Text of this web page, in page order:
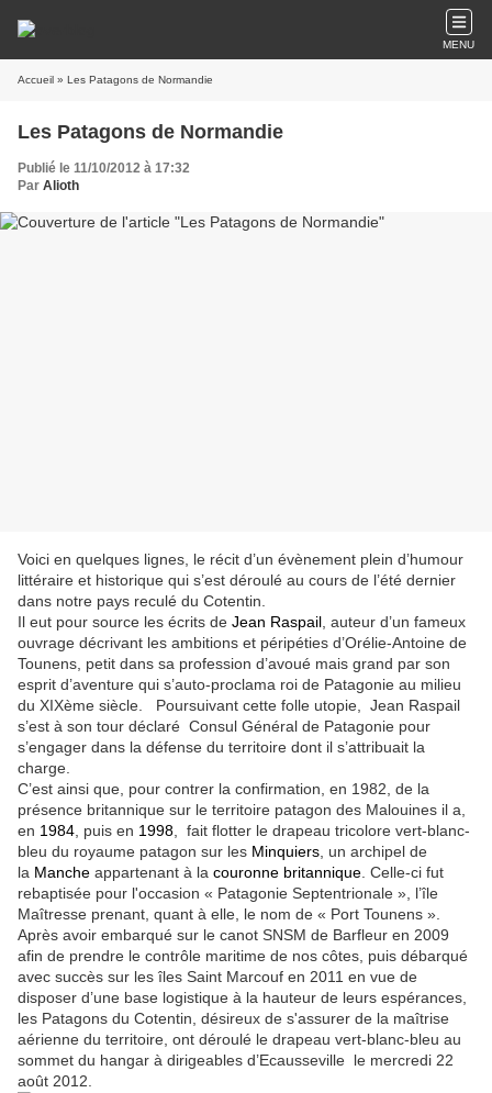
MENU
Accueil » Les Patagons de Normandie
Les Patagons de Normandie
Publié le 11/10/2012 à 17:32
Par Alioth
Voici en quelques lignes, le récit d’un évènement plein d’humour
littéraire et historique qui s’est déroulé au cours de l’été dernier
dans notre pays reculé du Cotentin.
Il eut pour source les écrits de Jean Raspail , auteur d’un fameux
ouvrage décrivant les ambitions et péripéties d’Orélie-Antoine de
Tounens, petit dans sa profession d’avoué mais grand par son
esprit d’aventure qui s’auto-proclama roi de Patagonie au milieu
du XIXème siècle. Poursuivant cette folle utopie, Jean Raspail
s’est à son tour déclaré Consul Général de Patagonie pour
s’engager dans la défense du territoire dont il s’attribuait la
charge.
C’est ainsi que, pour contrer la confirmation, en 1982, de la
présence britannique sur le territoire patagon des Malouines il a,
en 1984 , puis en 1998
fait flotter le drapeau tricolore vert-blanc-
bleu du royaume patagon sur les Minquiers , un archipel de
la Manche appartenant à la couronne britannique . Celle-ci fut
rebaptisée pour l'occasion « Patagonie Septentrionale », l’île
Maîtresse prenant, quant à elle, le nom de « Port Tounens ».
Après avoir embarqué sur le canot SNSM de Barfleur en 2009
afin de prendre le contrôle maritime de nos côtes, puis débarqué
avec succès sur les îles Saint Marcouf en 2011 en vue de
disposer d’une base logistique à la hauteur de leurs espérances,
les Patagons du Cotentin, désireux de s'assurer de la maîtrise
aérienne du territoire, ont déroulé le drapeau vert-blanc-bleu au
sommet du hangar à dirigeables d’Ecausseville le mercredi 22
août 2012.